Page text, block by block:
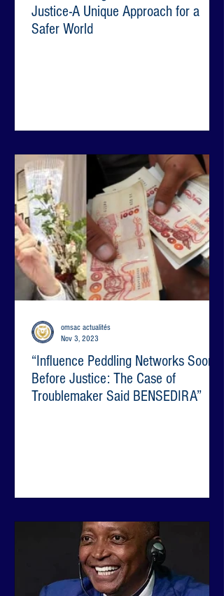
Justice-A Unique Approach for a
Safer World
“Influence Peddling Networks Soon
Before Justice: The Case of
Troublemaker Said BENSEDIRA”
omsac actualités
Nov 3, 2023